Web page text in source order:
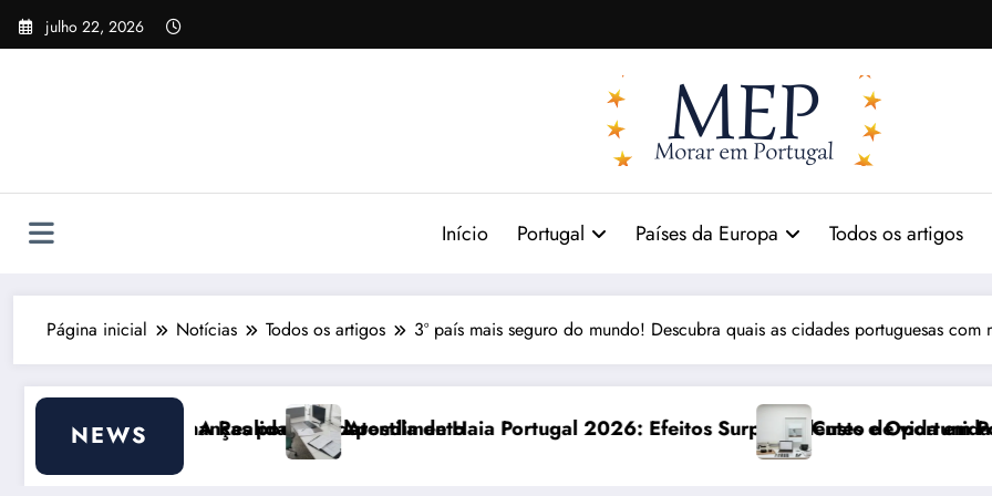
Pular
para
julho 22, 2026
Início Portugal Países da Europa Todos os artigos
Página inicial Notícias Todos os artigos 3º país mais seguro do mundo! Descubra quais as cidades portuguesas com
NEWS
ajudar
do Atendimento
Apostila de Haia Portugal 2026: Efeitos Surpreendentes e OportunidadesCusto de vida em Portugal 2026: impactos reais